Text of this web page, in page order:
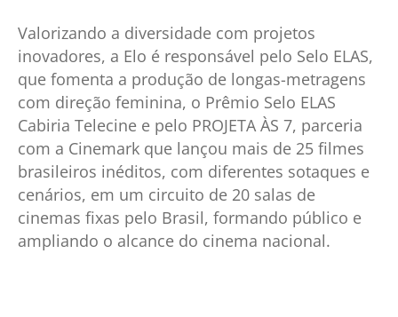
Valorizando a diversidade com projetos
inovadores, a Elo é responsável pelo Selo ELAS,
que fomenta a produção de longas-metragens
com direção feminina, o Prêmio Selo ELAS
Cabiria Telecine e pelo PROJETA ÀS 7, parceria
com a Cinemark que lançou mais de 25 filmes
brasileiros inéditos, com diferentes sotaques e
cenários, em um circuito de 20 salas de
cinemas fixas pelo Brasil, formando público e
ampliando o alcance do cinema nacional.